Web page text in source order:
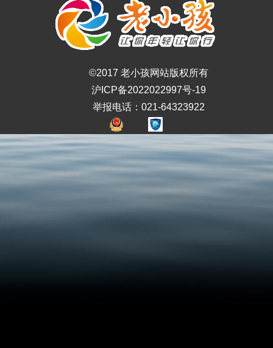
©2017 老小孩网站版权所有
沪ICP备2022022997号-19
举报电话：021-64323922